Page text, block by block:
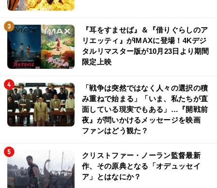
『耳をすませば』＆『借りぐらしのア
リエッティ』がIMAXに登場！4Kデジ
タルリマスター版が10月23日より期間
限定上映
「戦争は突然ではなく人々の選択の積
み重ねで始まる」「いま、私たちが直
面している現実でもある」…『開戦前
夜』が問いかけるメッセージを映画
ファンはどう観た？
クリストファー・ノーラン監督最新
作、その原典となる「オデュッセイ
ア」とはなにか？